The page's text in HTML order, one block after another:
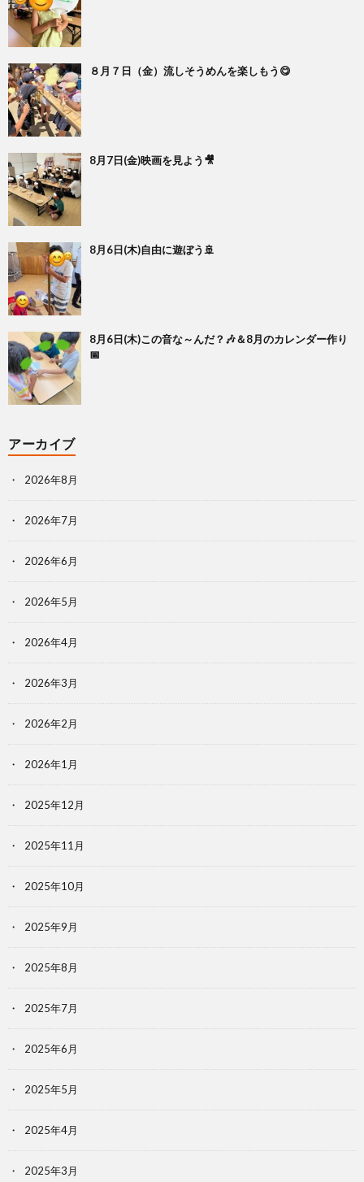
８月７日（金）流しそうめんを楽しもう😋
8月7日(金)映画を見よう🎥
8月6日(木)自由に遊ぼう🚢
8月6日(木)この音な～んだ？🎶＆8月のカレンダー作り
📅
アーカイブ
2026年8月
2026年7月
2026年6月
2026年5月
2026年4月
2026年3月
2026年2月
2026年1月
2025年12月
2025年11月
2025年10月
2025年9月
2025年8月
2025年7月
2025年6月
2025年5月
2025年4月
2025年3月